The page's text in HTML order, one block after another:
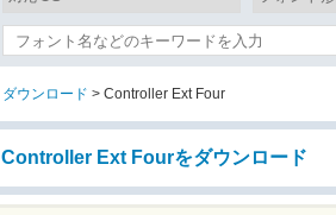
ダウンロード > Controller Ext Four
Controller Ext Fourをダウンロード